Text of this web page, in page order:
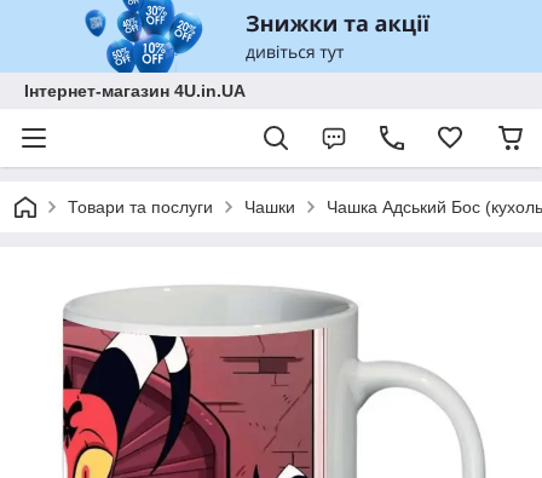
Інтернет-магазин 4U.in.UA
Товари та послуги Чашки Чашка Адський Бос